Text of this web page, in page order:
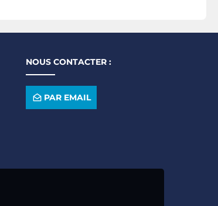
NOUS CONTACTER :
PAR EMAIL